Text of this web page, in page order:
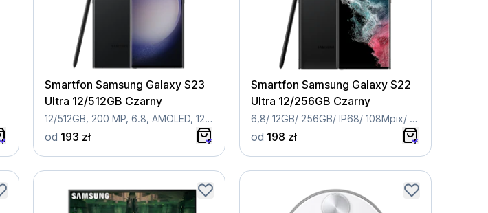
Smartfon Samsung Galaxy S23
Ultra 12/512GB Czarny
12/512GB, 200 MP, 6.8, AMOLED, 120Hz
od 193 zł
Smartfon Samsung Galaxy S22
Ultra 12/256GB Czarny
6,8/ 12GB/ 256GB/ IP68/ 108Mpix/ 5000mAh
od 198 zł